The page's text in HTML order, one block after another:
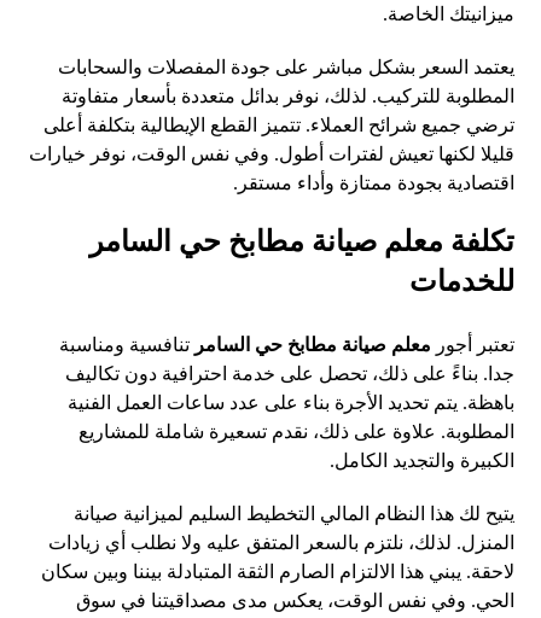
ميزانيتك الخاصة.
يعتمد السعر بشكل مباشر على جودة المفصلات والسحابات
المطلوبة للتركيب. لذلك، نوفر بدائل متعددة بأسعار متفاوتة
ترضي جميع شرائح العملاء. تتميز القطع الإيطالية بتكلفة أعلى
قليلا لكنها تعيش لفترات أطول. وفي نفس الوقت، نوفر خيارات
اقتصادية بجودة ممتازة وأداء مستقر.
تكلفة معلم صيانة مطابخ حي السامر
للخدمات
تعتبر أجور معلم صيانة مطابخ حي السامر تنافسية ومناسبة
جدا. بناءً على ذلك، تحصل على خدمة احترافية دون تكاليف
باهظة. يتم تحديد الأجرة بناء على عدد ساعات العمل الفنية
المطلوبة. علاوة على ذلك، نقدم تسعيرة شاملة للمشاريع
الكبيرة والتجديد الكامل.
يتيح لك هذا النظام المالي التخطيط السليم لميزانية صيانة
المنزل. لذلك، نلتزم بالسعر المتفق عليه ولا نطلب أي زيادات
لاحقة. يبني هذا الالتزام الصارم الثقة المتبادلة بيننا وبين سكان
الحي. وفي نفس الوقت، يعكس مدى مصداقيتنا في سوق